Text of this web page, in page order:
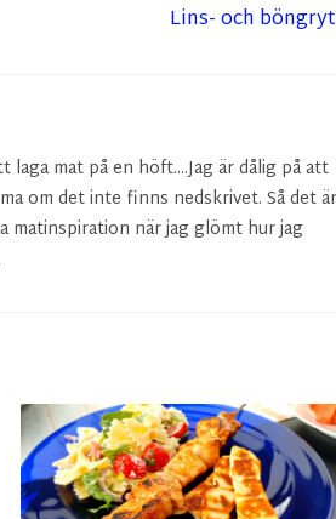
Lins- och
mat på en höft....Jag är dålig på att
om det inte finns nedskrivet. Så det är
matinspiration när jag glömt hur jag